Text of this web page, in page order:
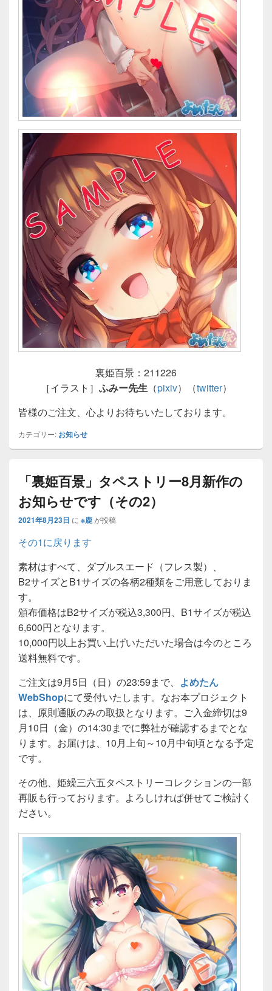
裏姫百景：211226
［イラスト］ ふみー先生（pixiv）（twitter）
皆様のご注文、心よりお待ちいたしております。
カテゴリー: お知らせ
「裏姫百景」タペストリー8月新作の
お知らせです（その2）
2021年8月23日 に ※鹿が投稿
その1に戻ります
素材はすべて、ダブルスエード（フレス製）、
B2サイズとB1サイズの各柄2種類をご用意しておりま
す。
頒布価格はB2サイズが税込3,300円、B1サイズが税込
6,600円となります。
10,000円以上お買い上げいただいた場合は今のところ
送料無料です。
ご注文は9月5日（日）の23:59まで、 よめたん
WebShopにて受付いたします。なお本プロジェクト
は、原則通販のみの取扱となります。ご入金締切は9
月10日（金）の14:30までに弊社が確認するまでとな
ります。お届けは、10月上旬～10月中旬頃となる予定
です。
その他、姫繰三六五タペストリーコレクションの一部
再販も行っております。よろしければ併せてご検討く
ださい。